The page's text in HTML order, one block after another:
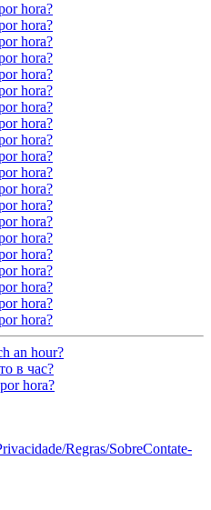
hora?
hora?
hora?
hora?
hora?
hora?
hora?
hora?
hora?
hora?
hora?
hora?
hora?
hora?
hora?
hora?
hora?
hora?
hora?
hora?
an hour?
в час?
hora?
/Regras/SobreContate-